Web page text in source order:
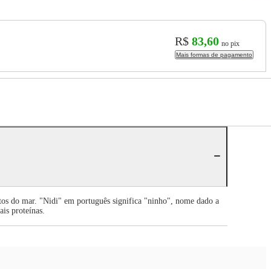
R$ 83,60 no pix
Mais formas de pagamento
do mar. "Nidi" em português significa "ninho", nome dado a
proteínas.